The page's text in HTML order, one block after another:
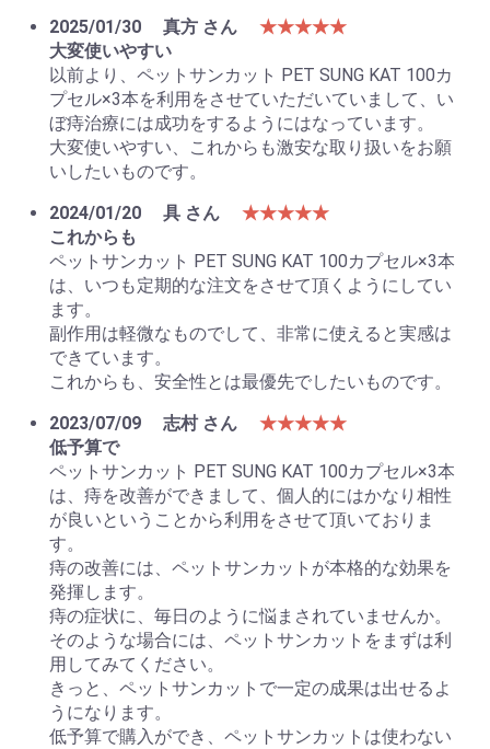
2025/01/30
真方 さん
★★★★★
大変使いやすい
以前より、ペットサンカット PET SUNG KAT 100カ
プセル×3本を利用をさせていただいていまして、い
ぼ痔治療には成功をするようにはなっています。
大変使いやすい、これからも激安な取り扱いをお願
いしたいものです。
2024/01/20
具 さん
★★★★★
これからも
ペットサンカット PET SUNG KAT 100カプセル×3本
は、いつも定期的な注文をさせて頂くようにしてい
ます。
副作用は軽微なものでして、非常に使えると実感は
できています。
これからも、安全性とは最優先でしたいものです。
2023/07/09
志村 さん
★★★★★
低予算で
ペットサンカット PET SUNG KAT 100カプセル×3本
は、痔を改善ができまして、個人的にはかなり相性
が良いということから利用をさせて頂いておりま
す。
痔の改善には、ペットサンカットが本格的な効果を
発揮します。
痔の症状に、毎日のように悩まされていませんか。
そのような場合には、ペットサンカットをまずは利
用してみてください。
きっと、ペットサンカットで一定の成果は出せるよ
うになります。
低予算で購入ができ、ペットサンカットは使わない